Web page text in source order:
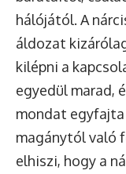
hálójától. A
áldozat
kilépni a
egyedül marad,
mondat egyfajta
magánytól való
elhiszi, hogy a